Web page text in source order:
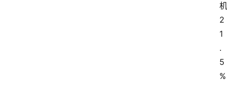
机
2
1
.
5
%